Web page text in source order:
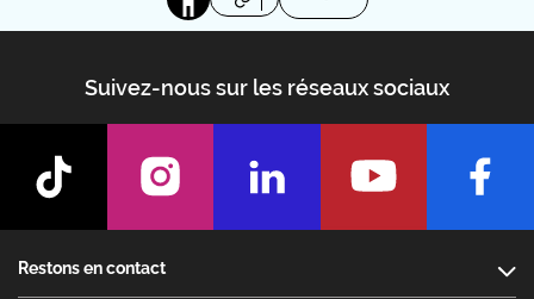
Suivez-nous sur les réseaux sociaux
Restons en contact